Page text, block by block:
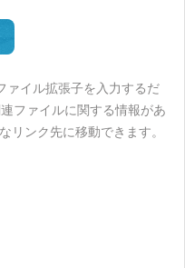
ァイル拡張子を入力するだ
ファイルに関する情報があ
リンク先に移動できます。